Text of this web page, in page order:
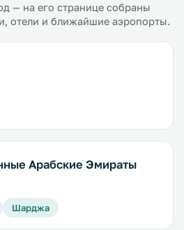
— на его странице собраны
отели и ближайшие аэропорты.
Арабские Эмираты
Шарджа